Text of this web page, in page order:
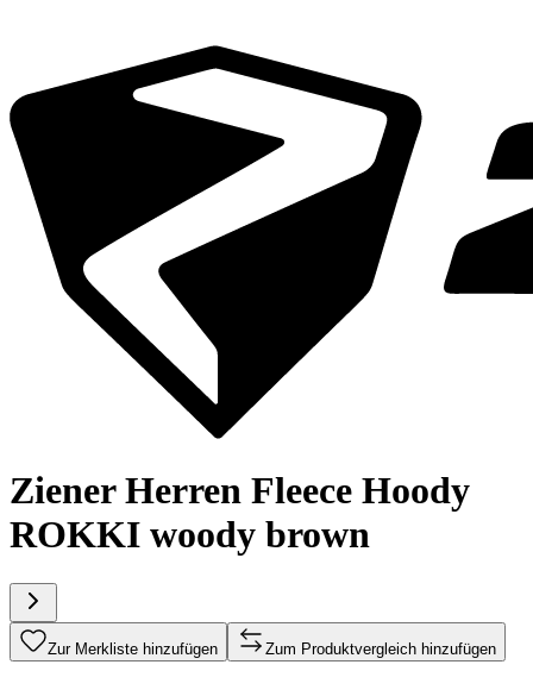
Ziener Herren Fleece Hoody
ROKKI woody brown
Zur Merkliste hinzufügen Zum Produktvergleich hinzufügen